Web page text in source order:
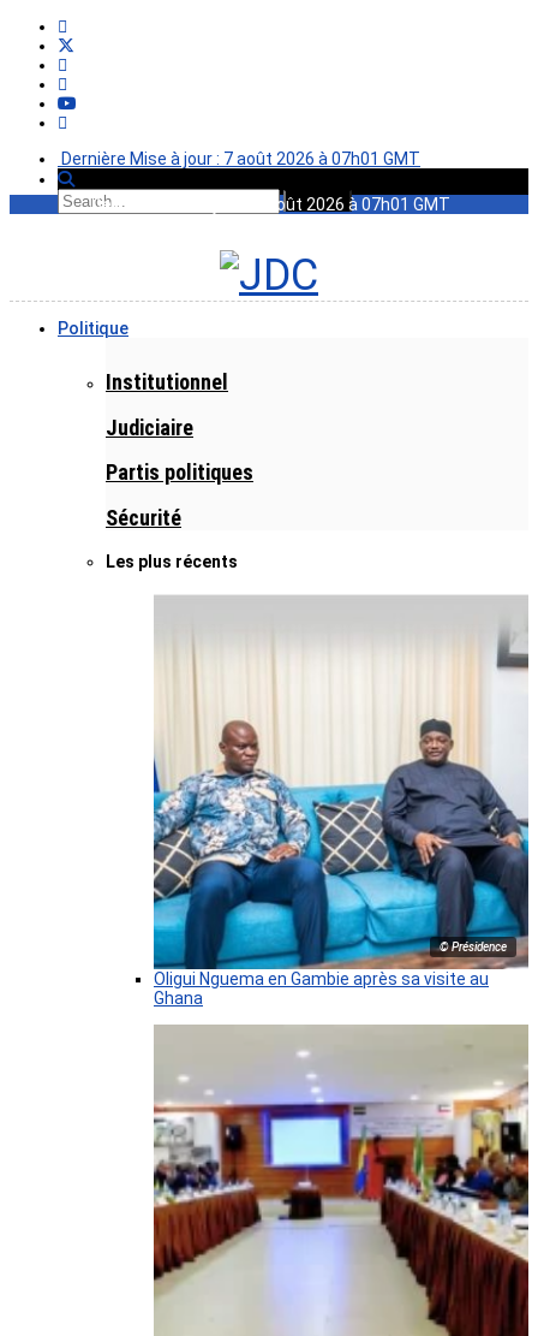
Dernière Mise à jour : 7 août 2026 à 07h01 GMT
Dernière Mise à jour : 7 août 2026 à 07h01 GMT
Politique
Institutionnel
Judiciaire
Partis politiques
Sécurité
Les plus récents
© Présidence
Oligui Nguema en Gambie après sa visite au
Ghana